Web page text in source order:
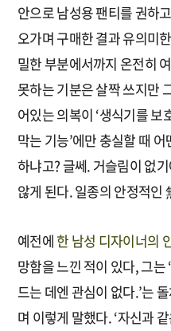
안으로 남성용 팬티를 권하
오가며 구매한 결과 유의미
밀한 부분에서까지 온전히
못하는 기분은 살짝 쓰지만
어있는 의복이 ‘생식기를
막는 기능’에만 충실할 때
하냐고? 글쎄. 거슬림이 없
않게 된다. 일종의 안정적인
예전에 한 남성 디자이너의
망함을 느낀 적이 있다, 그는
드는 데엔 관심이 없다.’는
며 이렇게 말했다. ‘자신과